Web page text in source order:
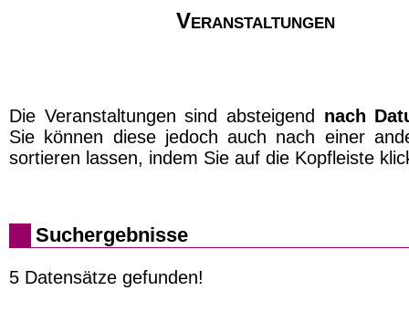
Veranstaltungen
Die Veranstaltungen sind absteigend nach
Sie können diese jedoch auch nach einer
sortieren lassen, indem Sie auf die Kopfleiste
Suchergebnisse
5 Datensätze gefunden!